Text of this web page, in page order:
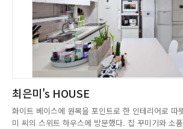
최은미's HOUSE
화이트 베이스에 원목을 포인트로 한 인테리어로 따
미 씨의 스위트 하우스에 방문했다. 집 꾸미기와 소